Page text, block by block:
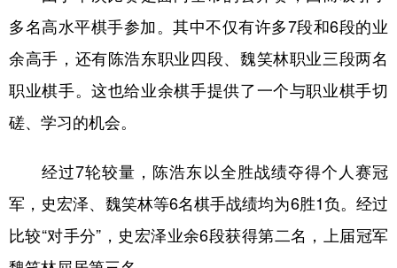
公益 一带一路 亚太网 上市公司
文化产业
地方频道
北京 天津 河北 山西
辽宁 吉林 上海 江苏
浙江 安徽 福建 江西
多名高水平棋手参加。其中不仅有许多7段和6段的业
余高手，还有陈浩东职业四段、魏笑林职业三段两名
职业棋手。这也给业余棋手提供了一个与职业棋手切
磋、学习的机会。
经过7轮较量，陈浩东以全胜战绩夺得个人赛冠
军，史宏泽、魏笑林等6名棋手战绩均为6胜1负。经过
比较“对手分”，史宏泽业余6段获得第二名，上届冠军